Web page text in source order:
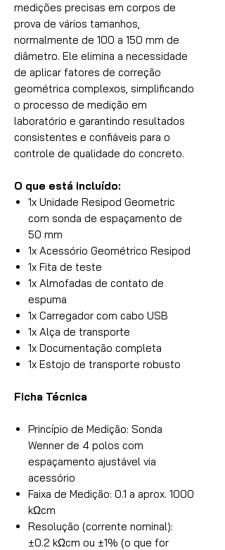
medições precisas em corpos de
prova de vários tamanhos,
normalmente de 100 a 150 mm de
diâmetro. Ele elimina a necessidade
de aplicar fatores de correção
geométrica complexos, simplificando
o processo de medição em
laboratório e garantindo resultados
consistentes e confiáveis para o
controle de qualidade do concreto.
O que está incluído:
1x Unidade Resipod Geometric
com sonda de espaçamento de
50 mm
1x Acessório Geométrico Resipod
1x Fita de teste
1x Almofadas de contato de
espuma
1x Carregador com cabo USB
1x Alça de transporte
1x Documentação completa
1x Estojo de transporte robusto
Ficha Técnica
Princípio de Medição: Sonda
Wenner de 4 polos com
espaçamento ajustável via
acessório
Faixa de Medição: 0.1 a aprox. 1000
kΩcm
Resolução (corrente nominal):
±0.2 kΩcm ou ±1% (o que for